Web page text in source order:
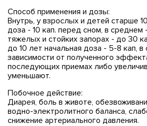
Способ применения и дозы:
Внутрь, у взрослых и детей старше
доза - 10 кап. перед сном, в среднем
тяжелых и стойких запорах - до 30
до 10 лет начальная доза - 5-8 кап, в
зависимости от полученного
последующих приемах либо
уменьшают.
Побочное действие:
Диарея, боль в животе,
водно-электролитного баланса,
снижение артериального давления.